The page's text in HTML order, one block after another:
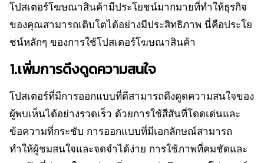
โปสเตอร์โฆษณาสินค้ามีประโยชน์มากมายที่ทำให้ธุรกิจ
ของคุณสามารถเติบโตได้อย่างมีประสิทธิภาพ นี่คือประโย
ชน์หลักๆ ของการใช้โปสเตอร์โฆษณาสินค้า
1.เพิ่มการดึงดูดความสนใจ
โปสเตอร์ที่มีการออกแบบที่ดีสามารถดึงดูดความสนใจของ
ผู้พบเห็นได้อย่างรวดเร็ว ด้วยการใช้สีสันที่โดดเด่นและ
ข้อความที่กระชับ การออกแบบที่มีเอกลักษณ์สามารถ
ทำให้ผู้ชมสนใจและจดจำได้ง่าย การใช้ภาพที่คมชัดและ